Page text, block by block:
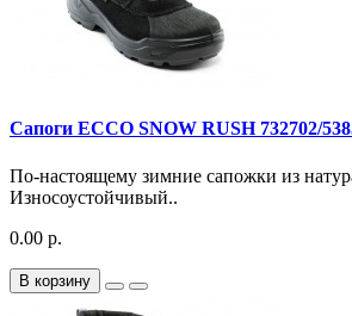
Сапоги ECCO SNOW RUSH 732702/
По-настоящему зимние сапожки из
Износоустойчивый..
0.00 р.
В корзину